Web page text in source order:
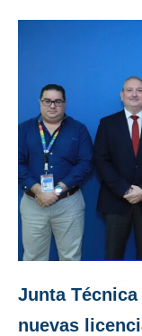
Junta
nuevas